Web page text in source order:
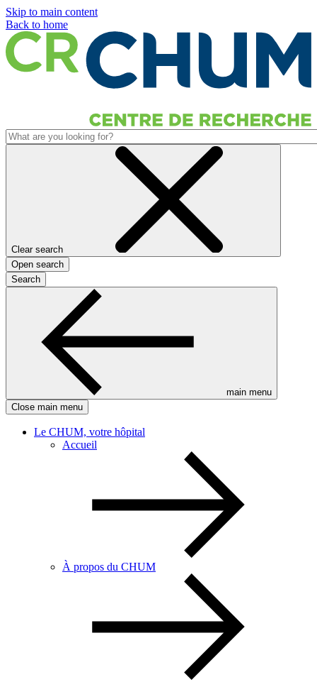
Skip to main content
Back to home
Clear search
Open search
Search
main menu
Close main menu
Le CHUM, votre hôpital
Accueil
À propos du CHUM